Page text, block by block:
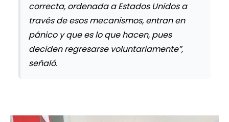
correcta, ordenada a Estados Unidos a
través de esos mecanismos, entran en
pánico y que es lo que hacen, pues
deciden regresarse voluntariamente”,
señaló.